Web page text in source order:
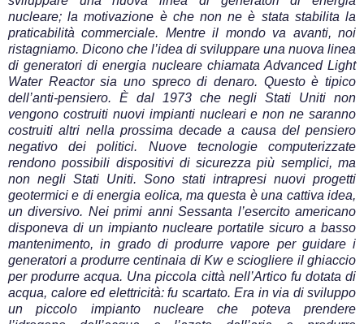
nucleare; la motivazione è che non ne è stata stabilita la
praticabilità commerciale. Mentre il mondo va avanti, noi
ristagniamo. Dicono che l’idea di sviluppare una nuova linea
di generatori di energia nucleare chiamata Advanced Light
Water Reactor sia uno spreco di denaro. Questo è tipico
dell’anti-pensiero. È dal 1973 che negli Stati Uniti non
vengono costruiti nuovi impianti nucleari e non ne saranno
costruiti altri nella prossima decade a causa del pensiero
negativo dei politici. Nuove tecnologie computerizzate
rendono possibili dispositivi di sicurezza più semplici, ma
non negli Stati Uniti. Sono stati intrapresi nuovi progetti
geotermici e di energia eolica, ma questa è una cattiva idea,
un diversivo. Nei primi anni Sessanta l’esercito americano
disponeva di un impianto nucleare portatile sicuro a basso
mantenimento, in grado di produrre vapore per guidare i
generatori a produrre centinaia di Kw e sciogliere il ghiaccio
per produrre acqua. Una piccola città nell’Artico fu dotata di
acqua, calore ed elettricità: fu scartato. Era in via di sviluppo
un piccolo impianto nucleare che poteva prendere